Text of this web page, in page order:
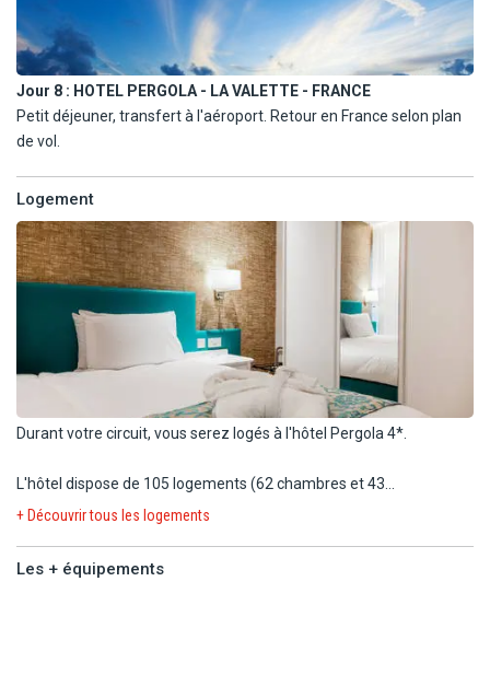
Jour 8 : HOTEL PERGOLA - LA VALETTE - FRANCE
Petit déjeuner, transfert à l'aéroport. Retour en France selon plan
de vol.
Logement
Durant votre circuit, vous serez logés à l'hôtel Pergola 4*.
L'hôtel dispose de 105 logements (62 chambres et 43
appartements) répartis dans un bâtiment de 7 étages (6
+ Découvrir tous les logements
Les + équipements